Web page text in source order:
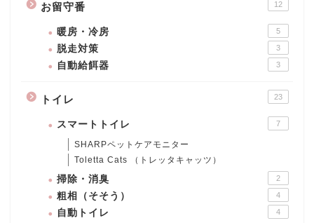
お留守番 12
暖房・冷房 5
脱走対策 3
自動給餌器 3
トイレ 23
スマートトイレ 7
SHARPペットケアモニター
Toletta Cats （トレッタキャッツ）
掃除・消臭 2
粗相（そそう） 4
自動トイレ 4